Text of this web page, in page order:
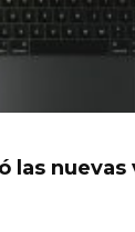
las nuevas